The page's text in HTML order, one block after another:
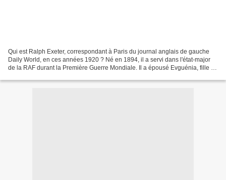
Qui est Ralph Exeter, correspondant à Paris du journal anglais de gauche
Daily World, en ces années 1920 ? Né en 1894, il a servi dans l'état-major
de la RAF durant la Première Guerre Mondiale. Il a épousé Evguénia, fille du